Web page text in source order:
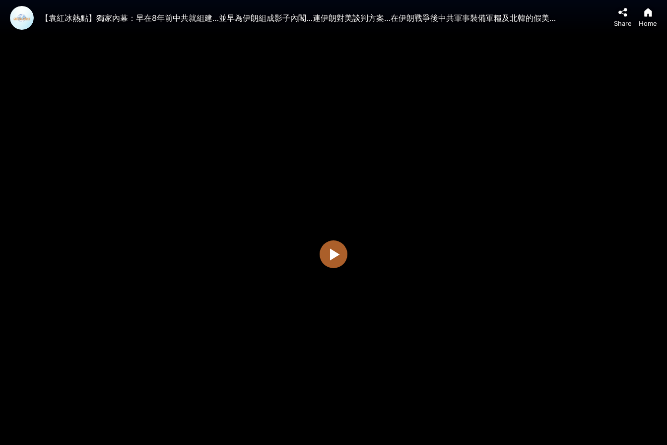
【袁紅冰熱點】獨家內幕：早在8年前中共就組建…並早為伊朗組成影子內閣…連伊朗對美談判方案…在伊朗戰爭後中共軍事裝備軍糧及北韓的假美鈔源源不斷通過中伊鐵路…為伊朗伊斯蘭革命衛隊…
Share Home